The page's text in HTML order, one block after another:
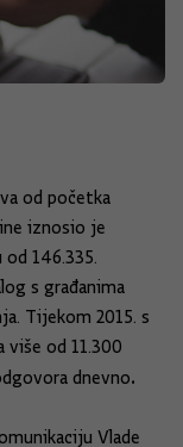
od početka
iznosio je
146.335.
s građanima
Tijekom 2015. s
više od 11.300
dnevno.
Vlade